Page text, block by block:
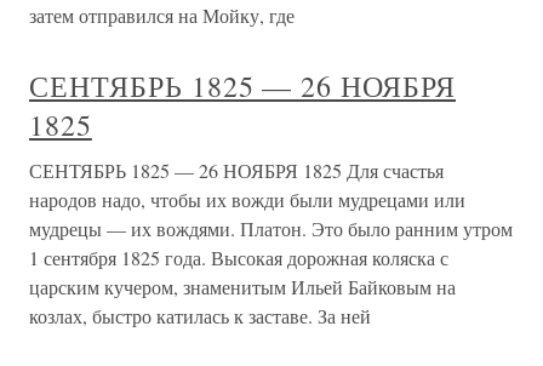
затем отправился на Мойку, где
СЕНТЯБРЬ 1825 — 26 НОЯБРЯ
1825
СЕНТЯБРЬ 1825 — 26 НОЯБРЯ 1825 Для счастья
народов надо, чтобы их вожди были мудрецами или
мудрецы — их вождями. Платон. Это было ранним утром
1 сентября 1825 года. Высокая дорожная коляска с
царским кучером, знаменитым Ильей Байковым на
козлах, быстро катилась к заставе. За ней